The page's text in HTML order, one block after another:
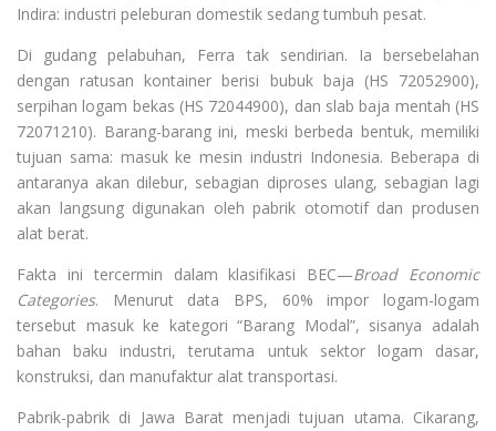
Indira: industri peleburan domestik sedang tumbuh pesat.
Di gudang pelabuhan, Ferra tak sendirian. Ia bersebelahan
dengan ratusan kontainer berisi bubuk baja (HS 72052900),
serpihan logam bekas (HS 72044900), dan slab baja mentah (HS
72071210). Barang-barang ini, meski berbeda bentuk, memiliki
tujuan sama: masuk ke mesin industri Indonesia. Beberapa di
antaranya akan dilebur, sebagian diproses ulang, sebagian lagi
akan langsung digunakan oleh pabrik otomotif dan produsen
alat berat.
Fakta ini tercermin dalam klasifikasi BEC—Broad Economic
Categories. Menurut data BPS, 60% impor logam-logam
tersebut masuk ke kategori “Barang Modal”, sisanya adalah
bahan baku industri, terutama untuk sektor logam dasar,
konstruksi, dan manufaktur alat transportasi.
Pabrik-pabrik di Jawa Barat menjadi tujuan utama. Cikarang,